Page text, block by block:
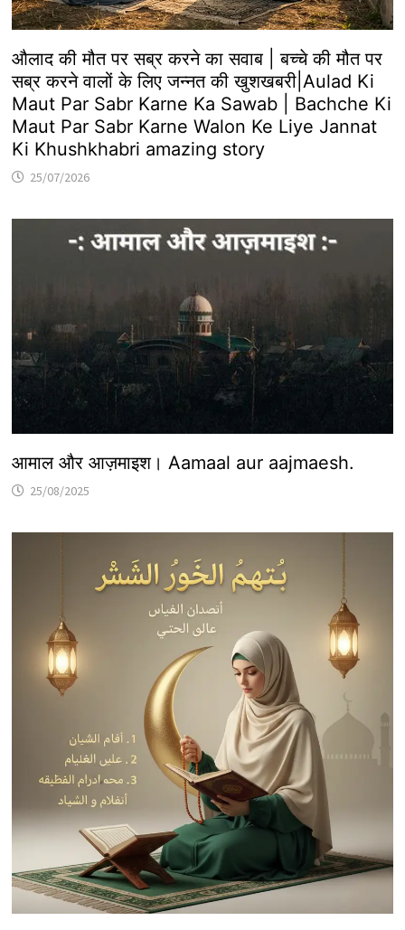
औलाद की मौत पर सब्र करने का सवाब | बच्चे की मौत पर
सब्र करने वालों के लिए जन्नत की खुशखबरी|Aulad Ki
Maut Par Sabr Karne Ka Sawab | Bachche Ki
Maut Par Sabr Karne Walon Ke Liye Jannat
Ki Khushkhabri amazing story
25/07/2026
आमाल और आज़माइश। Aamaal aur aajmaesh.
25/08/2025